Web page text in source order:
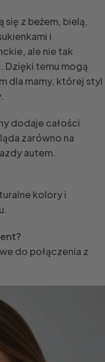
z beżem, bielą,
i
ale nie tak
Dzięki temu mogą
dla mamy, której styl
dodaje całości
zarówno na
autem.
kolory i
do połączenia z